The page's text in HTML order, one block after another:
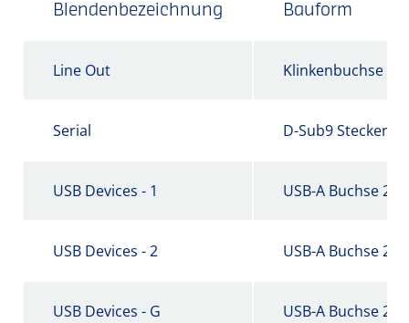
Blendenbezeichnung Bauform
Line Out Klinkenbuchse -
Serial D-Sub9 Stecker
USB Devices - 1 USB-A Buchse 2.0
USB Devices - 2 USB-A Buchse 2.0
USB Devices - G USB-A Buchse 2.0